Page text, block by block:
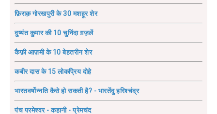
फ़िराक़ गोरखपुरी के 30 मशहूर शेर
दुष्यंत कुमार की 10 चुनिंदा ग़ज़लें
कैफ़ी आज़मी के 10 बेहतरीन शेर
कबीर दास के 15 लोकप्रिय दोहे
भारतवर्षोन्नति कैसे हो सकती है? - भारतेंदु हरिश्चंद्र
पंच परमेश्वर - कहानी - प्रेमचंद